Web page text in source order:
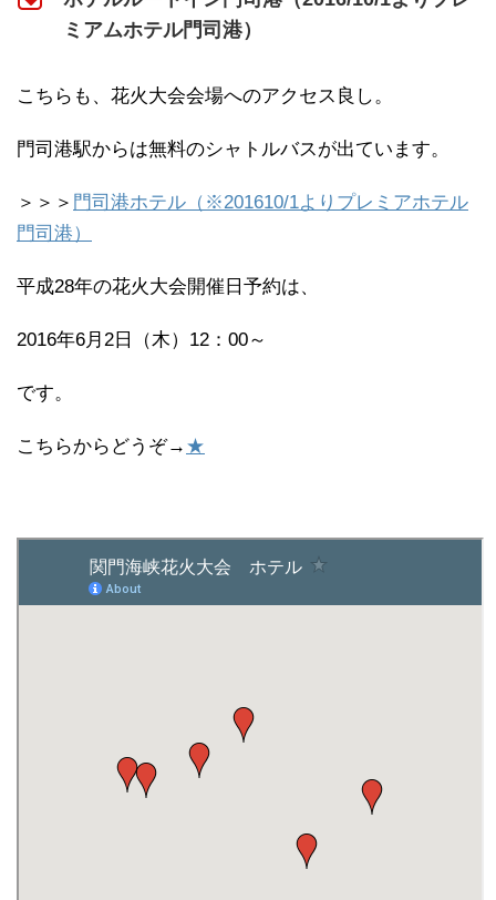
ミアムホテル門司港）
こちらも、花火大会会場へのアクセス良し。
門司港駅からは無料のシャトルバスが出ています。
＞＞＞ 門司港ホテル（※201610/1よりプレミアホテル
門司港）
平成28年の花火大会開催日予約は、
2016年6月2日（木）12：00～
です。
こちらからどうぞ→ ★